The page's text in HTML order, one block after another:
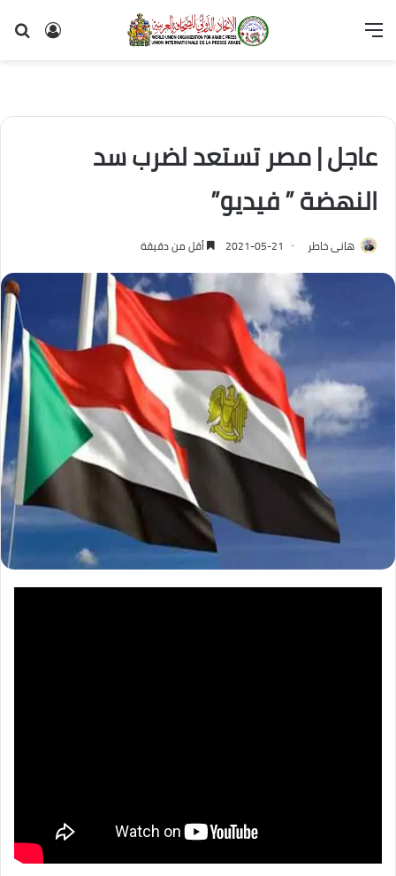
تسجيل
القائمة
عاجل | مصر تستعد لضرب سد
النهضة ” فيديو”
هانى خاطر 2021-05-21 أقل من دقيقة